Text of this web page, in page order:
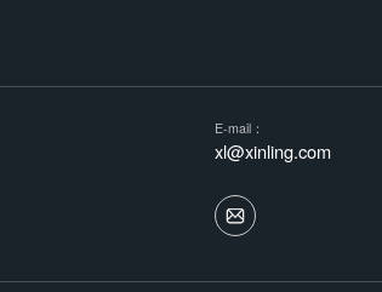
E-mail：
xl@xinling.com